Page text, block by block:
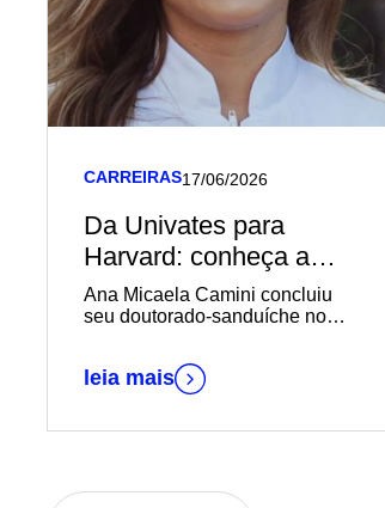
CARREIRAS17/06/2026
Da Univates para
Harvard: conheça a
trajetória acadêmica e
profissional de
Biomedicina pela
Ana Micaela Camini concluiu
seu doutorado-sanduíche no
vinculado à Harvard Medical
School
leia mais